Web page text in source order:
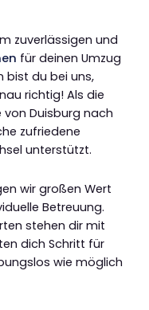
zuverlässigen und
für deinen Umzug
bist du bei uns,
richtig! Als die
von Duisburg nach
zufriedene
unterstützt.
wir großen Wert
Betreuung.
stehen dir mit
dich Schritt für
wie möglich